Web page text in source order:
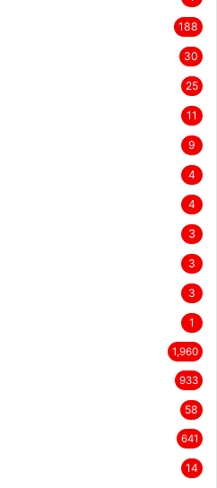
188
30
25
11
9
4
4
3
3
3
1
1,960
933
58
641
14